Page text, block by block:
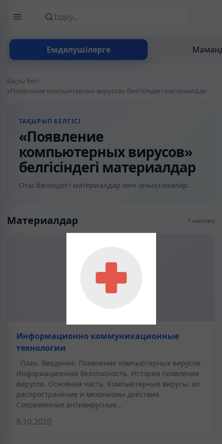
Емделушілерге
Сайттан іздеу
Басты бет/
«Появление компьютерных вирусов» белгісіндегі материалдар
ТАҚЫРЫП БЕЛГІСІ
«Появление
компьютерных вирусов»
белгісіндегі материалдар
Осы бөлімдегі материалдар мен анықтамалар.
Материалдар 1 нәтиже
Информационно коммуникационные
технологии
План. Введение. Появление компьютерных вирусов.
Информационная безопасность. История появления
вирусов. Основная часть. Компьютерные вирусы, их
распространение и механизмы действия.
Современные антивирусные…
8.10.2020